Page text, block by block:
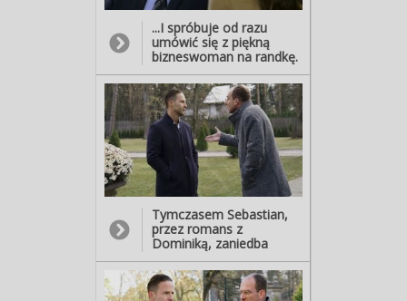
...I spróbuje od razu
umówić się z piękną
bizneswoman na randkę.
- Wiesz, co w
starożytności robili z
posłańcami dobrych
wieści? Zapraszali ich na
kawę. Mamy zaległe
spotkanie... - Wynagrodzę
posłańcowi, z nawiązką,
jak już umowa zostanie
podpisana... - Skoro „z
nawiązką”, to zaczekam!
Tymczasem Sebastian,
przez romans z
Dominiką, zaniedba
obowiązki w firmie i
pokłóci się z Markiem. -
Ostatnio w ogóle na nic